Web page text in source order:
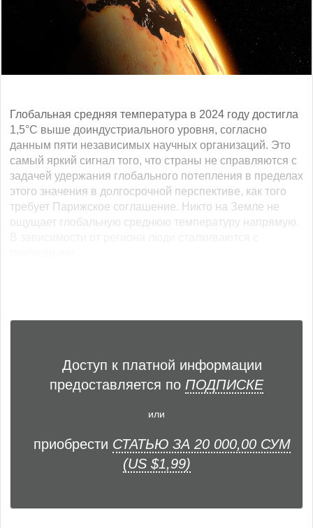
Глобальная средняя температура в 2024 году достигла
1,5°C выше доиндустриального уровня, согласно
данным пяти независимых научных организаций. Это
самый яркий сигнал того, что страны не справляются с
задачей удержания глобального потепления в пределах
этого значения в долгосрочной перспективе, как того
требует Парижское соглашение. Никто на Земле не
ощущает глобальную среднюю температуру напрямую.
Доступ к платной информации
предоставляется по ПОДПИСКЕ
или
приобрести СТАТЬЮ ЗА 20 000,00 СУМ
(US $1,99)